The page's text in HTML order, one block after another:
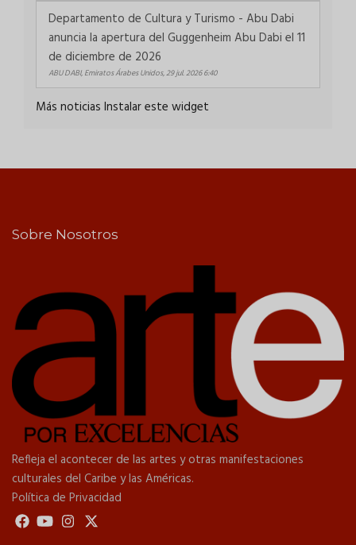
Departamento de Cultura y Turismo - Abu Dabi
anuncia la apertura del Guggenheim Abu Dabi el 11
de diciembre de 2026
ABU DABI, Emiratos Árabes Unidos, 29 jul. 2026 6:40
Más noticias Instalar este widget
Sobre Nosotros
Refleja el acontecer de las artes y otras manifestaciones
culturales del Caribe y las Américas.
Política de Privacidad